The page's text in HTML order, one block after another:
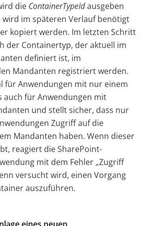
die ContainerTypeIdausgeben
wird im späteren Verlauf benötigt
kopiert werden. Im letzten Schritt
der Containertyp, der aktuell im
definiert ist, im
Mandanten registriert werden.
für Anwendungen mit nur einem
auch für Anwendungen mit
und stellt sicher, dass nur
Zugriff auf die
Mandanten haben. Wenn dieser
reagiert die SharePoint-
mit dem Fehler „Zugriff
versucht wird, einen Vorgang
auszuführen.